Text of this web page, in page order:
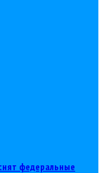
федеральные